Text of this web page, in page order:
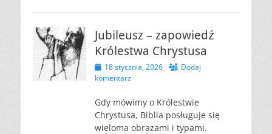
Jubileusz – zapowiedź
Królestwa Chrystusa
Opublikowano
18 stycznia, 2026
Dodaj
komentarz
Gdy mówimy o Królestwie
Chrystusa, Biblia posługuje się
wieloma obrazami i typami.